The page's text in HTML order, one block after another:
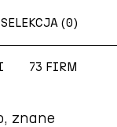
SELEKCJA (0)
73 FIRM
znane